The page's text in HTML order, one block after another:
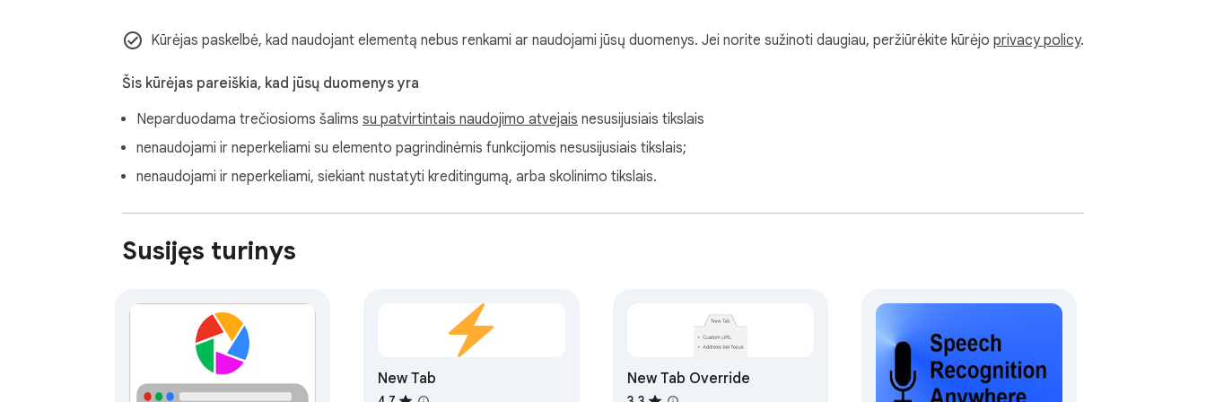
Kūrėjas paskelbė, kad naudojant elementą nebus renkami ar naudojami jūsų duomenys. Jei norite sužinoti daugiau, peržiūrėkite kūrėjo privacy policy.
Šis kūrėjas pareiškia, kad jūsų duomenys yra
Neparduodama trečiosioms šalims su patvirtintais naudojimo atvejais nesusijusiais tikslais
nenaudojami ir neperkeliami su elemento pagrindinėmis funkcijomis nesusijusiais tikslais;
nenaudojami ir neperkeliami, siekiant nustatyti kreditingumą, arba skolinimo tikslais.
Susijęs turinys
New Tab New Tab Override